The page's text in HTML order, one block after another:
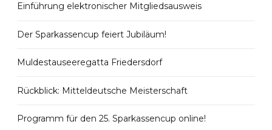
Einführung elektronischer Mitgliedsausweis
Der Sparkassencup feiert Jubiläum!
Muldestauseeregatta Friedersdorf
Rückblick: Mitteldeutsche Meisterschaft
Programm für den 25. Sparkassencup online!